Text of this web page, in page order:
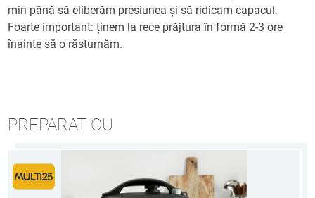
min până să eliberăm presiunea și să ridicam capacul.
Foarte important: ținem la rece prăjtura în formă 2-3 ore
înainte să o răsturnăm.
PREPARAT CU